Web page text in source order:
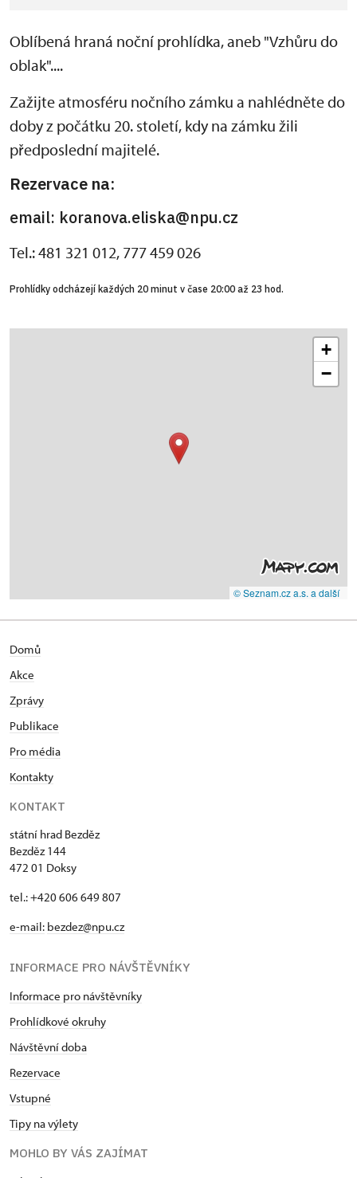
Oblíbená hraná noční prohlídka, aneb "Vzhůru do
oblak"....
Zažijte atmosféru nočního zámku a nahlédněte do
doby z počátku 20. století, kdy na zámku žili
předposlední majitelé.
Rezervace na:
email: koranova.eliska@npu.cz
Tel.: 481 321 012, 777 459 026
Prohlídky odcházejí každých 20 minut v čase 20:00 až 23 hod.
+
−
© Seznam.cz a.s. a další
Domů
Akce
Zprávy
Publikace
Pro média
Kontakty
KONTAKT
státní hrad Bezděz
Bezděz 144
472 01 Doksy
tel.: +420 606 649 807
e-mail: bezdez@npu.cz
INFORMACE PRO NÁVŠTĚVNÍKY
Informace pro návštěvníky
Prohlídkové okruhy
Návštěvní doba
Rezervace
Vstupné
Tipy na výlety
MOHLO BY VÁS ZAJÍMAT